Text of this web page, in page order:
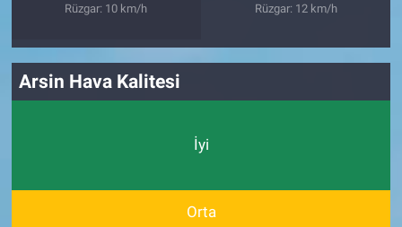
Rüzgar: 10 km/h
Rüzgar: 12 km/h
Arsin Hava Kalitesi
İyi
Orta